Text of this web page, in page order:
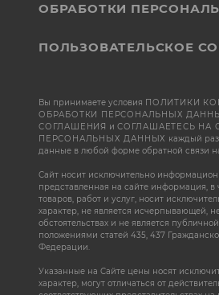
ОБРАБОТКИ
ПОЛЬЗОВАТЕЛЬСКОЕ
Вы принимаете условия ПОЛИТИКИ
ОБРАБОТКИ ПЕРСОНАЛЬНЫХ
СОГЛАШЕНИЯ иСОГЛАШАЕТЕСЬ НА
ПЕРСОНАЛЬНЫХ ДАННЫХ каждый
данные в любой форме обратной связи
Сайт носит исключительно
представленная на сайте информация, в
товаров, работ и услуг, носит
характер, не является исчерпывающей,
обстоятельствах и не является
положениями статей 435, 437
Федерации.
Указанные на Сайте цены носят
характер, могут отличаться от